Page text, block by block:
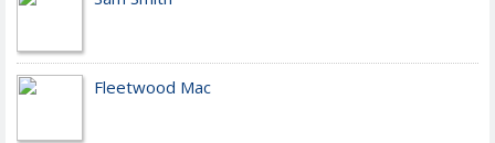
Fleetwood Mac